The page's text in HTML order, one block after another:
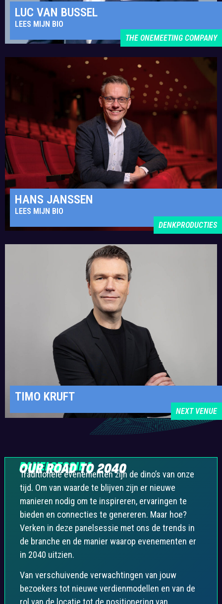
LUC VAN BUSSEL
LEES MIJN BIO
THE ONEMEETING COMPANY
HANS JANSSEN
LEES MIJN BIO
DENKPRODUCTIES
TIMO KRUFT
NEXT VENUE
PANELSESSIE 1
OUR ROAD TO 2040
Traditionele evenementen zijn de dino’s van onze
tijd. Om van waarde te blijven zijn er nieuwe
manieren nodig om te inspireren, ervaringen te
bieden en connecties te genereren. Maar hoe?
Verken in deze panelsessie met ons de trends in
de branche en de manier waarop evenementen er
in 2040 uitzien.
Van verschuivende verwachtingen van jouw
bezoekers tot nieuwe verdienmodellen en van de
rol van de locatie tot de positionering van